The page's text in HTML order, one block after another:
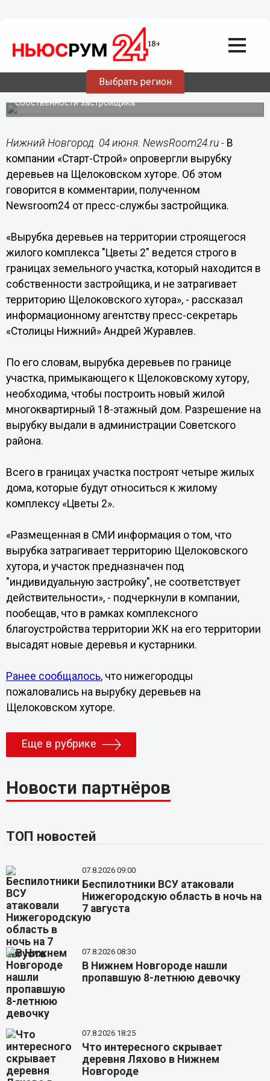
Выбрать регион
«Старт-Строй» опроверг вырубку
деревьев на Щелоковском хуторе
В компании отметили, что она ведется в границах
земельного участка, который находится в
собственности застройщика.
Нижний Новгород. 04 июня. NewsRoom24.ru - В
компании «Старт-Строй» опровергли вырубку
деревьев на Щелоковском хуторе. Об этом
говорится в комментарии, полученном
Newsroom24 от пресс-службы застройщика.
«Вырубка деревьев на территории строящегося
жилого комплекса "Цветы 2" ведется строго в
границах земельного участка, который находится в
собственности застройщика, и не затрагивает
территорию Щелоковского хутора», - рассказал
информационному агентству пресс-секретарь
«Столицы Нижний» Андрей Журавлев.
По его словам, вырубка деревьев по границе
участка, примыкающего к Щелоковскому хутору,
необходима, чтобы построить новый жилой
многоквартирный 18-этажный дом. Разрешение на
вырубку выдали в администрации Советского
района.
Всего в границах участка построят четыре жилых
дома, которые будут относиться к жилому
комплексу «Цветы 2».
«Размещенная в СМИ информация о том, что
вырубка затрагивает территорию Щелоковского
хутора, и участок предназначен под
"индивидуальную застройку", не соответствует
действительности», - подчеркнули в компании,
пообещав, что в рамках комплексного
благоустройства территории ЖК на его территории
высадят новые деревья и кустарники.
Ранее сообщалось, что нижегородцы
пожаловались на вырубку деревьев на
Щелоковском хуторе.
Еще в рубрике
Новости партнёров
ТОП новостей
07.8.2026 09:00
Беспилотники ВСУ атаковали
Нижегородскую область в ночь на
7 августа
07.8.2026 08:30
В Нижнем Новгороде нашли
пропавшую 8-летнюю девочку
07.8.2026 18:25
Что интересного скрывает
деревня Ляхово в Нижнем
Новгороде